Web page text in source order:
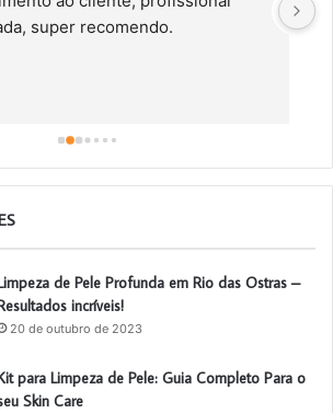
super recomendo.
de Pele Profunda em Rio das Ostras –
incríveis!
20 de outubro de 2023
para Limpeza de Pele: Guia Completo Para o
Skin Care